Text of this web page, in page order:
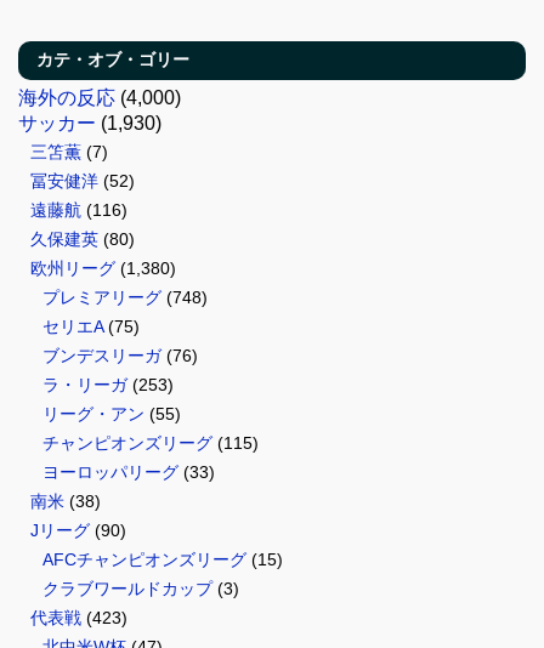
カテ・オブ・ゴリー
海外の反応 (4,000)
サッカー (1,930)
三笘薫 (7)
冨安健洋 (52)
遠藤航 (116)
久保建英 (80)
欧州リーグ (1,380)
プレミアリーグ (748)
セリエA(75)
ブンデスリーガ(76)
ラ・リーガ(253)
リーグ・アン (55)
チャンピオンズリーグ (115)
ヨーロッパリーグ (33)
南米 (38)
Jリーグ (90)
AFCチャンピオンズリーグ (15)
クラブワールドカップ(3)
代表戦 (423)